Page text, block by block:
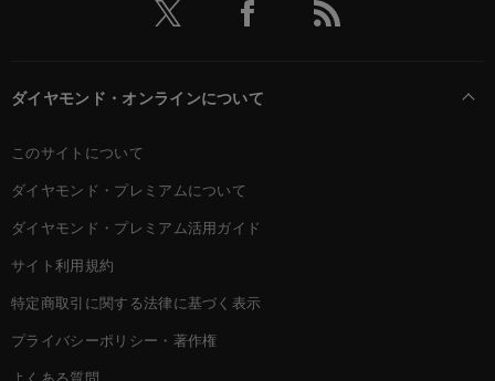
ダイヤモンド・オンラインについて
このサイトについて
ダイヤモンド・プレミアムについて
ダイヤモンド・プレミアム活用ガイド
サイト利用規約
特定商取引に関する法律に基づく表示
プライバシーポリシー・著作権